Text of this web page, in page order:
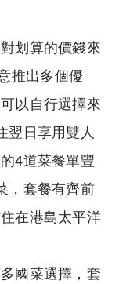
划算的價錢來
推出多個優
以自行選擇來
翌日享用雙人
4道菜餐單豐
，套餐有齊前
在港島太平洋
國菜選擇，套